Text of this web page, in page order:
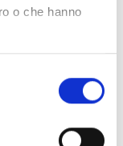
o che hanno